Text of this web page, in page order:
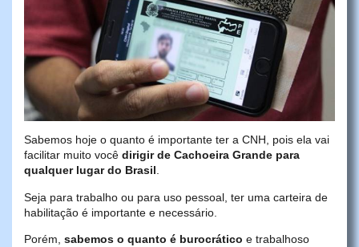
Sabemos hoje o quanto é importante ter a CNH, pois ela vai
facilitar muito você dirigir de Cachoeira Grande para
qualquer lugar do Brasil.
Seja para trabalho ou para uso pessoal, ter uma carteira de
habilitação é importante e necessário.
Porém, sabemos o quanto é burocrático e trabalhoso